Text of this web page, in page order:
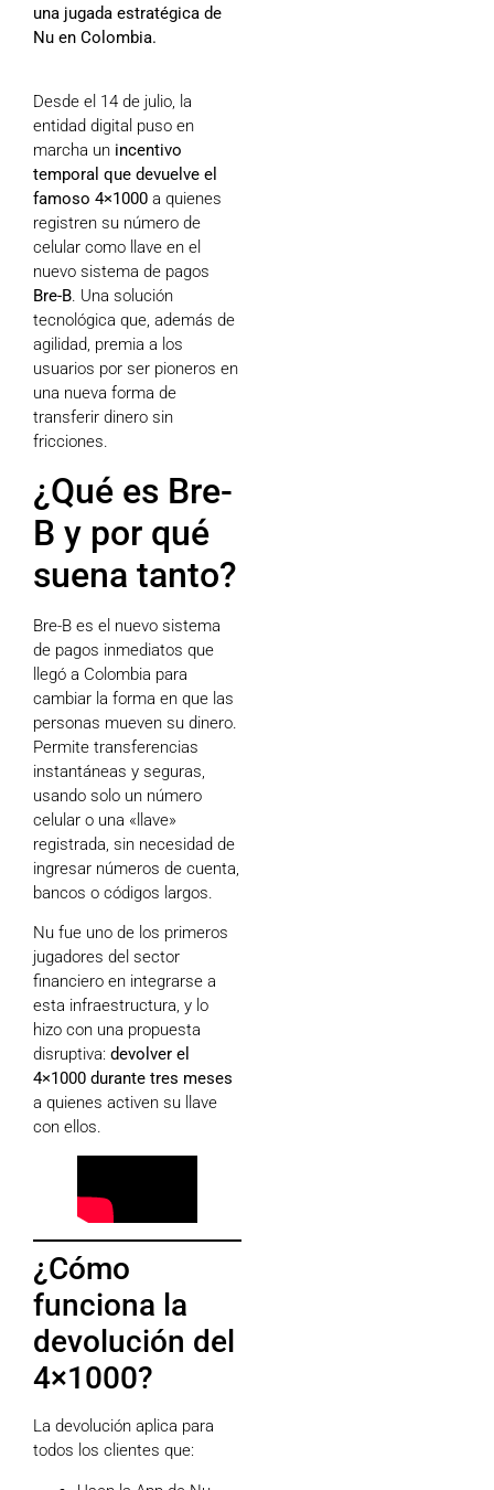
una jugada estratégica de
Nu en Colombia.
Desde el 14 de julio, la
entidad digital puso en
marcha un incentivo
temporal que devuelve el
famoso 4×1000 a quienes
registren su número de
celular como llave en el
nuevo sistema de pagos
Bre-B. Una solución
tecnológica que, además de
agilidad, premia a los
usuarios por ser pioneros en
una nueva forma de
transferir dinero sin
fricciones.
¿Qué es Bre-
B y por qué
suena tanto?
Bre-B es el nuevo sistema
de pagos inmediatos que
llegó a Colombia para
cambiar la forma en que las
personas mueven su dinero.
Permite transferencias
instantáneas y seguras,
usando solo un número
celular o una «llave»
registrada, sin necesidad de
ingresar números de cuenta,
bancos o códigos largos.
Nu fue uno de los primeros
jugadores del sector
financiero en integrarse a
esta infraestructura, y lo
hizo con una propuesta
disruptiva: devolver el
4×1000 durante tres meses
a quienes activen su llave
con ellos.
¿Cómo
funciona la
devolución del
4×1000?
La devolución aplica para
todos los clientes que: